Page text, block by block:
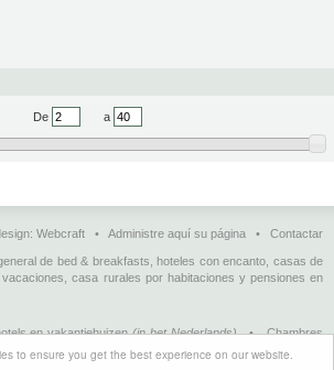
to ensure you get the best experience on our website.
De a
Webcraft • Administre aquí su página • Contactar
de bed & breakfasts, hoteles con encanto, casas de
casa rurales por habitaciones y pensiones en
en vakantiehuizen (in het Nederlands)•Chambres
et logements de vacances
(en français) •
and holiday accommodations